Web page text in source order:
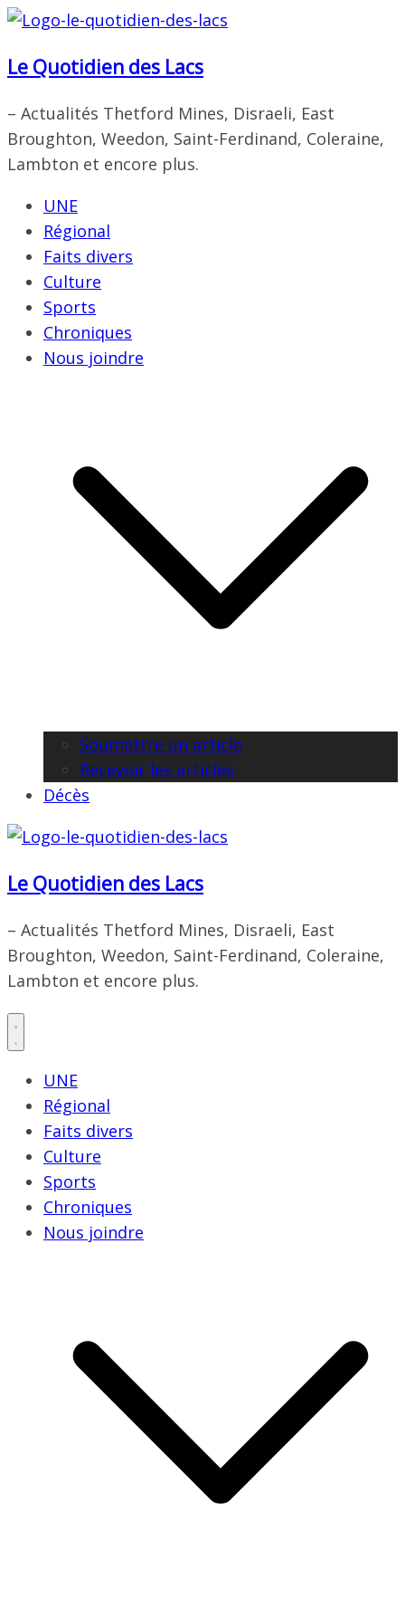
Passer
contenu
Le Quotidien des Lacs
– Actualités Thetford Mines, Disraeli, East
Broughton, Weedon, Saint-Ferdinand, Coleraine,
Lambton et encore plus.
UNE
Régional
Faits divers
Culture
Sports
Chroniques
Nous joindre
Soumettre un article
Recevoir les articles
Décès
Le Quotidien des Lacs
– Actualités Thetford Mines, Disraeli, East
Broughton, Weedon, Saint-Ferdinand, Coleraine,
Lambton et encore plus.
UNE
Régional
Faits divers
Culture
Sports
Chroniques
Nous joindre